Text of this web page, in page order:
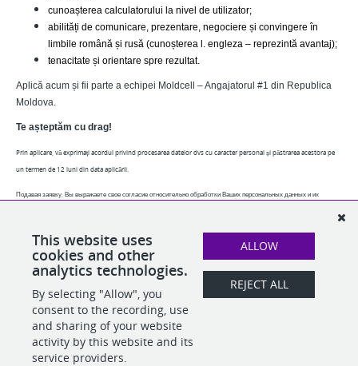
cunoașterea calculatorului la nivel de utilizator;
abilități de comunicare, prezentare, negociere și convingere în
limbile română și rusă (cunoșterea l. engleza – reprezintă avantaj);
tenacitate și orientare spre rezultat.
Aplică acum și fii parte a echipei Moldcell – Angajatorul #1 din Republica
Moldova.
Te așteptăm cu drag!
Prin aplicare, vă exprimați acordul privind procesarea datelor dvs cu caracter personal și păstrarea acestora pe
un termen de 12 luni din data aplicării.
Подавая заявку, Вы выражаете свое согласие относительно обработки Ваших персональных данных и их
By applying, you express your agreement regarding the processing of your personal data and their retention for
a period of 12 months from the application date.
SHARE APPLY
This website uses
cookies and other
analytics technologies.
By selecting "Allow", you
consent to the recording, use
and sharing of your website
activity by this website and its
service providers.
ALLOW
REJECT ALL